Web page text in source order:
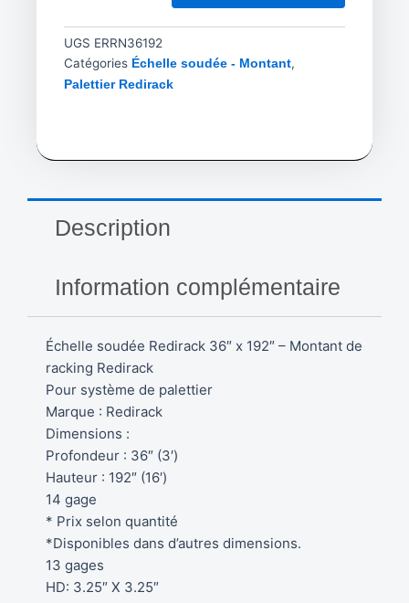
UGS ERRN36192
Catégories Échelle soudée - Montant,
Palettier Redirack
Description
Information complémentaire
Échelle soudée Redirack 36″ x 192″ – Montant de
racking Redirack
Pour système de palettier
Marque : Redirack
Dimensions :
Profondeur : 36″ (3′)
Hauteur : 192″ (16′)
14 gage
* Prix selon quantité
*Disponibles dans d’autres dimensions.
13 gages
HD: 3.25″ X 3.25″